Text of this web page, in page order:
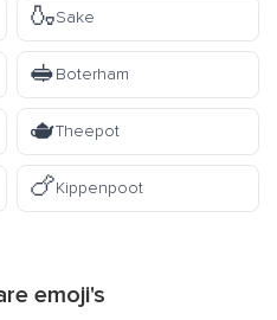
🍶Sake
🥪Boterham
🫖Theepot
🍗Kippenpoot
emoji's